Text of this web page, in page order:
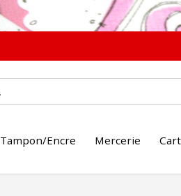
Tampon/Encre Mercerie